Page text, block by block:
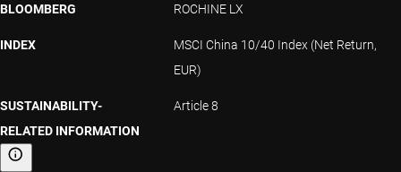
BLOOMBERG ROCHINE LX
INDEX
MSCI China 10/40 Index (Net Return,
EUR)
SUSTAINABILITY-
RELATED INFORMATION
Sustainability-related information
Article 8